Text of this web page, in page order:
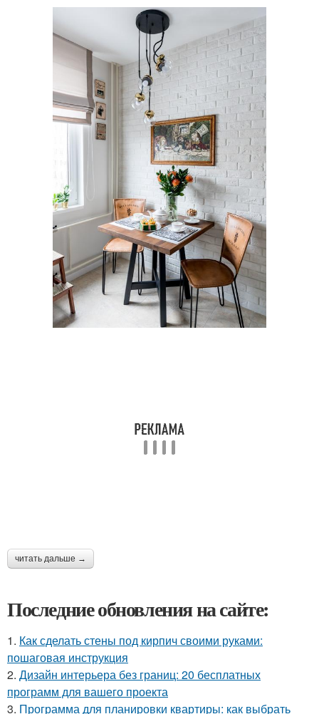
читать дальше →
Последние обновления на сайте:
1. Как сделать стены под кирпич своими руками:
пошаговая инструкция
2. Дизайн интерьера без границ: 20 бесплатных
программ для вашего проекта
3. Программа для планировки квартиры: как выбрать